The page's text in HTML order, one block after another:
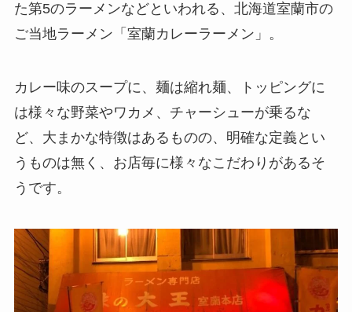
た第5のラーメンなどといわれる、北海道室蘭市の
ご当地ラーメン「室蘭カレーラーメン」。
カレー味のスープに、麺は縮れ麺、トッピングに
は様々な野菜やワカメ、チャーシューが乗るな
ど、大まかな特徴はあるものの、明確な定義とい
うものは無く、お店毎に様々なこだわりがあるそ
うです。